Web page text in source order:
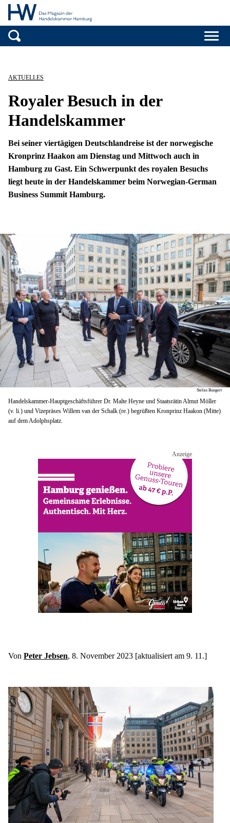
Handelskammer
AKTUELLES
Royaler Besuch in der
Handelskammer
Bei seiner viertägigen Deutschlandreise ist der norwegische
Kronprinz Haakon am Dienstag und Mittwoch auch in
Hamburg zu Gast. Ein Schwerpunkt des royalen Besuchs
liegt heute in der Handelskammer beim Norwegian-German
Business Summit Hamburg.
Stefan Bungert
Handelskammer-Hauptgeschäftsführer Dr. Malte Heyne und Staatsrätin Almut Möller
(v. li.) und Vizepräses Willem van der Schalk (re.) begrüßten Kronprinz Haakon (Mitte)
auf dem Adolphsplatz.
Von Peter Jebsen, 8. November 2023 [aktualisiert am 9. 11.]